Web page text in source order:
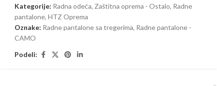
Kategorije: Radna odeća, Zaštitna oprema - Ostalo, Radne
pantalone, HTZ Oprema
Oznake: Radne pantalone sa tregerima, Radne pantalone -
CAMO
Podeli: